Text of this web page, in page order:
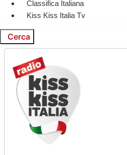
Classifica Italiana
Kiss Kiss Italia Tv
Cerca